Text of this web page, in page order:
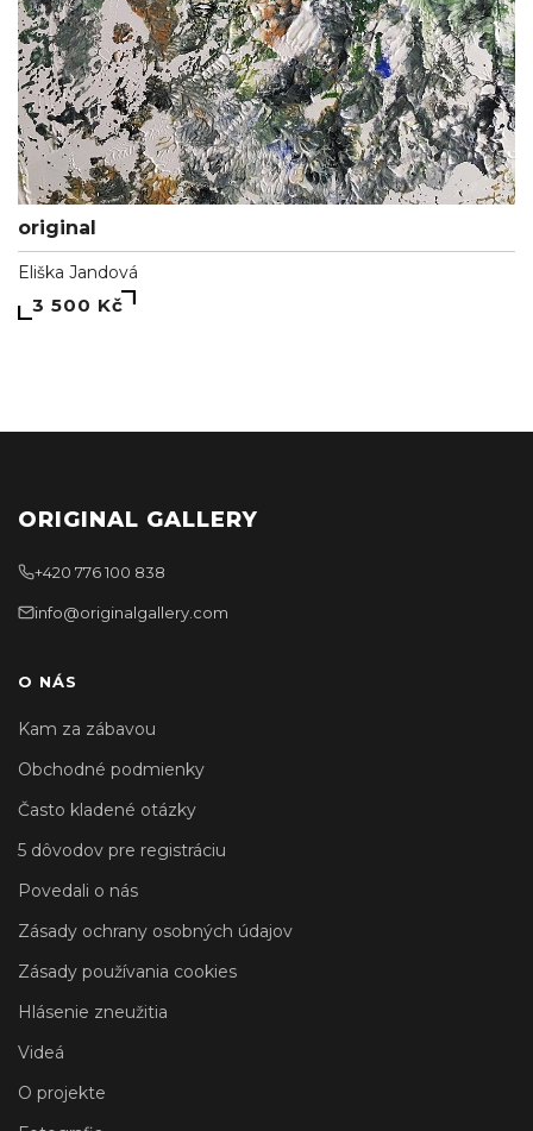
original
Eliška Jandová
3 500 Kč
ORIGINAL GALLERY
+420 776 100 838
info@originalgallery.com
O NÁS
Kam za zábavou
Obchodné podmienky
Často kladené otázky
5 dôvodov pre registráciu
Povedali o nás
Zásady ochrany osobných údajov
Zásady používania cookies
Hlásenie zneužitia
Videá
O projekte